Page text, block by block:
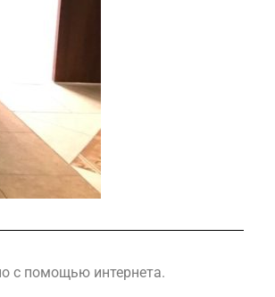
с помощью интернета.